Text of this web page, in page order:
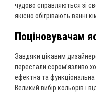
чудово справляються зі
якісно обігрівають ванні
Поціновувачам
Завдяки цікавим
перестали сором’язливо
ефектна та функціональна
Великий вибір кольорів і